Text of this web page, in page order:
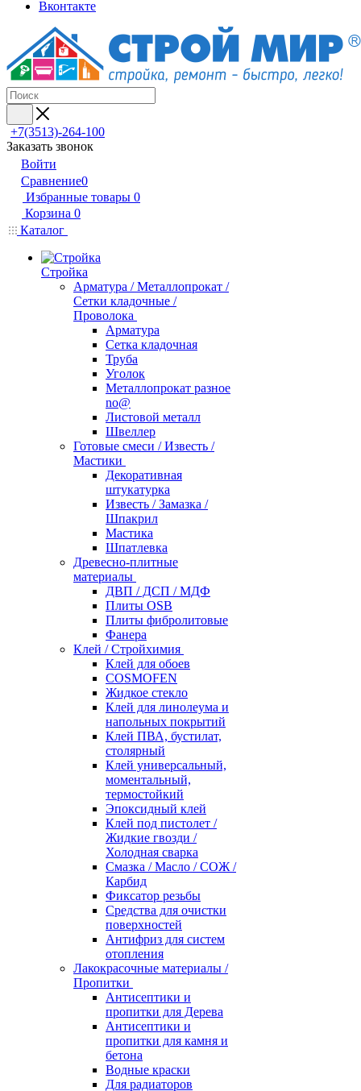
Вконтакте
+7(3513)-264-100
Заказать звонок
Войти
Сравнение0
Избранные товары 0
Корзина 0
Каталог
Стройка
Арматура / Металлопрокат /
Сетки кладочные /
Проволока
Арматура
Сетка кладочная
Труба
Уголок
Металлопрокат разное
no@
Листовой металл
Швеллер
Готовые смеси / Известь /
Мастики
Декоративная
штукатурка
Известь / Замазка /
Шпакрил
Мастика
Шпатлевка
Древесно-плитные
материалы
ДВП / ДСП / МДФ
Плиты OSB
Плиты фибролитовые
Фанера
Клей / Стройхимия
Клей для обоев
COSMOFEN
Жидкое стекло
Клей для линолеума и
напольных покрытий
Клей ПВА, бустилат,
столярный
Клей универсальный,
моментальный,
термостойкий
Эпоксидный клей
Клей под пистолет /
Жидкие гвозди /
Холодная сварка
Смазка / Масло / СОЖ /
Карбид
Фиксатор резьбы
Средства для очистки
поверхностей
Антифриз для систем
отопления
Лакокрасочные материалы /
Пропитки
Антисептики и
пропитки для Дерева
Антисептики и
пропитки для камня и
бетона
Водные краски
Для радиаторов